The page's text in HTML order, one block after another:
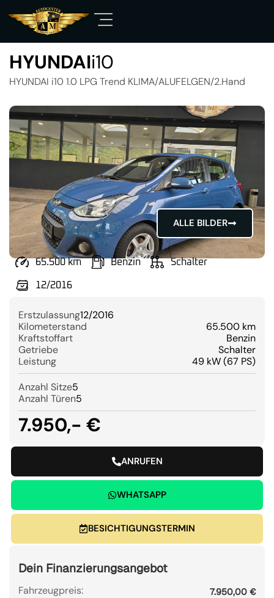
HYUNDAIi10
HYUNDAI i10 1.0 LPG Trend KLIMA/ALUFELGEN/2.Hand
ALLE BILDER
65.500 km Benzin Schalter
12/2016
Erstzulassung12/2016
Kilometerstand
65.500 km
Kraftstoffart
Benzin
Getriebe
Schalter
Leistung
49 kW (67 PS)
Anzahl Sitze5
Anzahl Türen5
7.950,- €
ANRUFEN
WHATSAPP
BESICHTIGUNGSTERMIN
Dein Finanzierungsangebot
Fahrzeugpreis: 7.950,00 €